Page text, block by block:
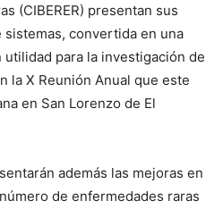
(CIBERER) presentan sus
sistemas, convertida en una
para la investigación de
la X Reunión Anual que este
en San Lorenzo de El
además las mejoras en
de enfermedades raras